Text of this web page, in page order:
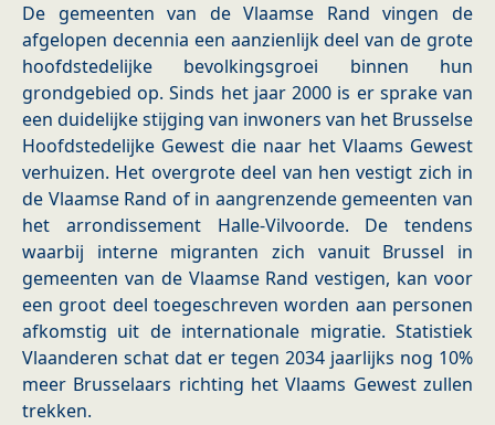
De gemeenten van de Vlaamse Rand vingen de
afgelopen decennia een aanzienlijk deel van de grote
hoofdstedelijke bevolkingsgroei binnen hun
grondgebied op. Sinds het jaar 2000 is er sprake van
een duidelijke stijging van inwoners van het Brusselse
Hoofdstedelijke Gewest die naar het Vlaams Gewest
verhuizen. Het overgrote deel van hen vestigt zich in
de Vlaamse Rand of in aangrenzende gemeenten van
het arrondissement Halle-Vilvoorde. De tendens
waarbij interne migranten zich vanuit Brussel in
gemeenten van de Vlaamse Rand vestigen, kan voor
een groot deel toegeschreven worden aan personen
afkomstig uit de internationale migratie. Statistiek
Vlaanderen schat dat er tegen 2034 jaarlijks nog 10%
meer Brusselaars richting het Vlaams Gewest zullen
trekken.